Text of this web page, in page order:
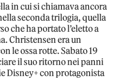
in cui si chiamava ancora
seconda trilogia, quella
che ha portato l’eletto a
Christensen era un
le ossa rotte. Sabato 19
il suo ritorno nei panni
Disney+ con protagonista